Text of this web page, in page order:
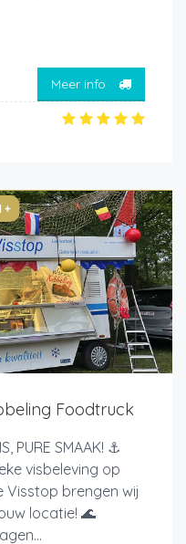
Meer info
+
Foodtruck
PURE SMAAK! ⚓
visbeleving op
Visstop brengen wij
locatie! 🌊